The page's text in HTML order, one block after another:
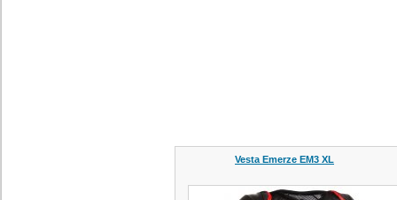
Vesta Emerze EM3 XL